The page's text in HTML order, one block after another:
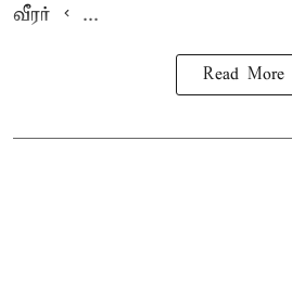
வீரர் < ...
Read More